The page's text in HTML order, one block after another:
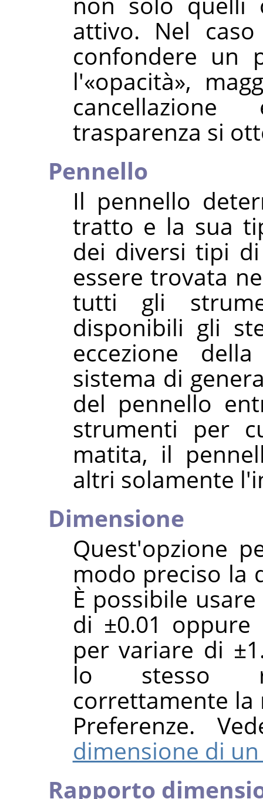
attivo. Nel
confondere un
l'«opacità»,
trasparenza si
Pennello
Il pennello
tratto e la sua
dei diversi tipi
essere trovata
tutti gli
disponibili gli
eccezione
sistema di
del pennello
strumenti per
matita, il
altri solamente
Dimensione
Quest'opzione
modo preciso la
È possibile
di ±0.01 oppure
per variare di
lo stesso
correttamente
Preferenze.
dimensione di
Rapporto